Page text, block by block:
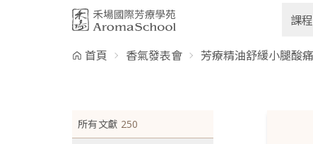
課
首頁 香氣發表會 芳療精油舒緩小腿酸
所有文獻 250